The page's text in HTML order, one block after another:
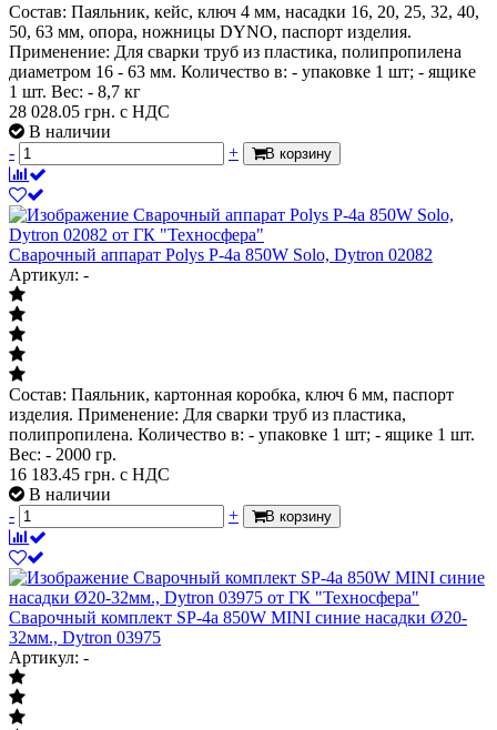
Состав: Паяльник, кейс, ключ 4 мм, насадки 16, 20, 25, 32, 40,
50, 63 мм, опора, ножницы DYNO, паспорт изделия.
Применение: Для сварки труб из пластика, полипропилена
диаметром 16 - 63 мм. Количество в: - упаковке 1 шт; - ящике
1 шт. Вес: - 8,7 кг
28 028.05 грн. с НДС
В наличии
-
+ В корзину
Сварочный аппарат Polys P-4а 850W Solo, Dytron 02082
Артикул: -
Состав: Паяльник, картонная коробка, ключ 6 мм, паспорт
изделия. Применение: Для сварки труб из пластика,
полипропилена. Количество в: - упаковке 1 шт; - ящике 1 шт.
Вес: - 2000 гр.
16 183.45 грн. с НДС
В наличии
-
+ В корзину
Сварочный комплект SP-4a 850W MINI синие насадки Ø20-
32мм., Dytron 03975
Артикул: -